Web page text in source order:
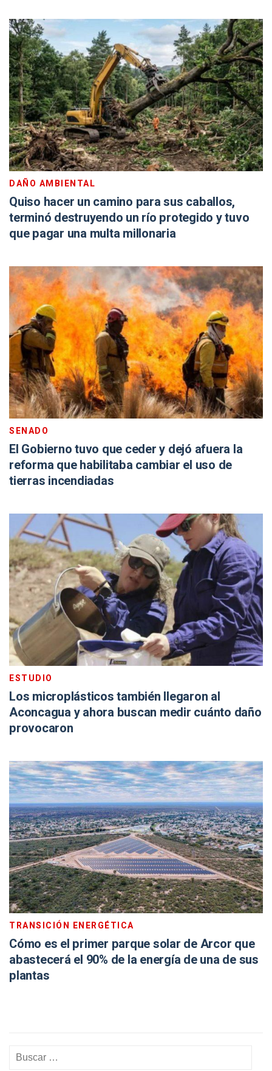
DAÑO AMBIENTAL
Quiso hacer un camino para sus caballos,
terminó destruyendo un río protegido y tuvo
que pagar una multa millonaria
SENADO
El Gobierno tuvo que ceder y dejó afuera la
reforma que habilitaba cambiar el uso de
tierras incendiadas
ESTUDIO
Los microplásticos también llegaron al
Aconcagua y ahora buscan medir cuánto daño
provocaron
TRANSICIÓN ENERGÉTICA
Cómo es el primer parque solar de Arcor que
abastecerá el 90% de la energía de una de sus
plantas